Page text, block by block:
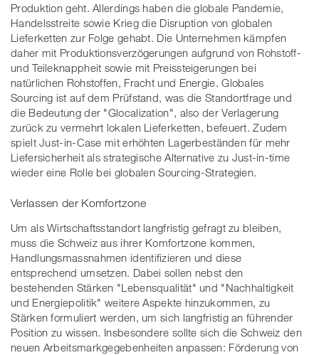
Produktion geht. Allerdings haben die globale Pandemie,
Handelsstreite sowie Krieg die Disruption von globalen
Lieferketten zur Folge gehabt. Die Unternehmen kämpfen
daher mit Produktionsverzögerungen aufgrund von Rohstoff-
und Teileknappheit sowie mit Preissteigerungen bei
natürlichen Rohstoffen, Fracht und Energie. Globales
Sourcing ist auf dem Prüfstand, was die Standortfrage und
die Bedeutung der "Glocalization", also der Verlagerung
zurück zu vermehrt lokalen Lieferketten, befeuert. Zudem
spielt Just-in-Case mit erhöhten Lagerbeständen für mehr
Liefersicherheit als strategische Alternative zu Just-in-time
wieder eine Rolle bei globalen Sourcing-Strategien.
Verlassen der Komfortzone
Um als Wirtschaftsstandort langfristig gefragt zu bleiben,
muss die Schweiz aus ihrer Komfortzone kommen,
Handlungsmassnahmen identifizieren und diese
entsprechend umsetzen. Dabei sollen nebst den
bestehenden Stärken "Lebensqualität" und "Nachhaltigkeit
und Energiepolitik" weitere Aspekte hinzukommen, zu
Stärken formuliert werden, um sich langfristig an führender
Position zu wissen. Insbesondere sollte sich die Schweiz den
neuen Arbeitsmarkgegebenheiten anpassen: Förderung von